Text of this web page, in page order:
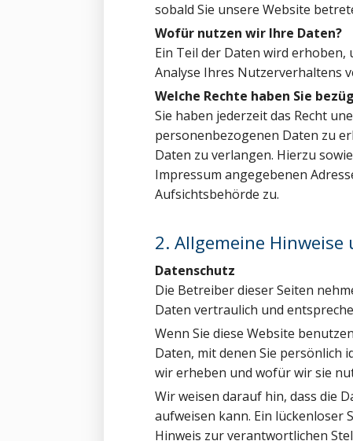
sobald Sie unsere Website
Wofür nutzen wir Ihre Daten?
Ein Teil der Daten wird
Analyse Ihres Nutzerverhaltens
Welche Rechte haben Sie
Sie haben jederzeit das Recht
personenbezogenen Daten zu
Daten zu verlangen. Hierzu
Impressum angegebenen
Aufsichtsbehörde zu.
2. Allgemeine
Datenschutz
Die Betreiber dieser Seiten
Daten vertraulich und
Wenn Sie diese Website
Daten, mit denen Sie persönlich
wir erheben und wofür wir sie
Wir weisen darauf hin, dass die
aufweisen kann. Ein lückenloser
Hinweis zur verantwortlichen